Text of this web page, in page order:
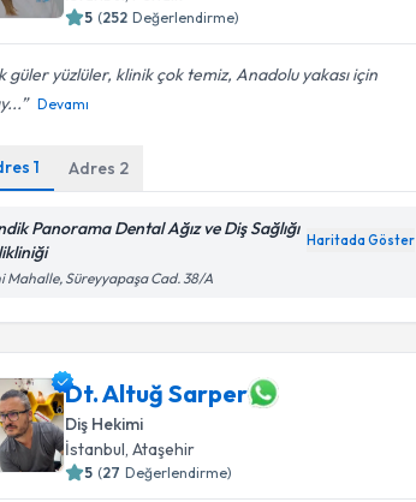
5 (252 Değerlendirme)
güler yüzlüler, klinik çok temiz, Anadolu yakası için
Devamı
1 Adres 2
Panorama Dental Ağız ve Diş Sağlığı
Haritada Göster
Mahalle, Süreyyapaşa Cad. 38/A
Dt. Altuğ Sarper
Diş Hekimi
İstanbul, Ataşehir
5 (27 Değerlendirme)